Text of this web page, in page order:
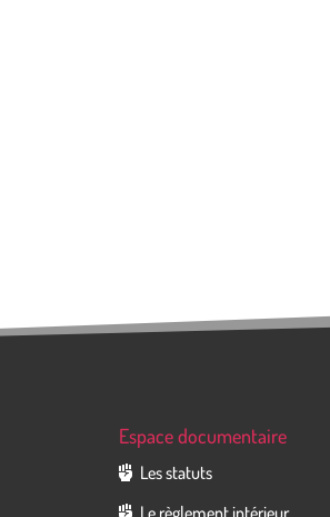
Espace documentaire
Les statuts
Le règlement intérieur